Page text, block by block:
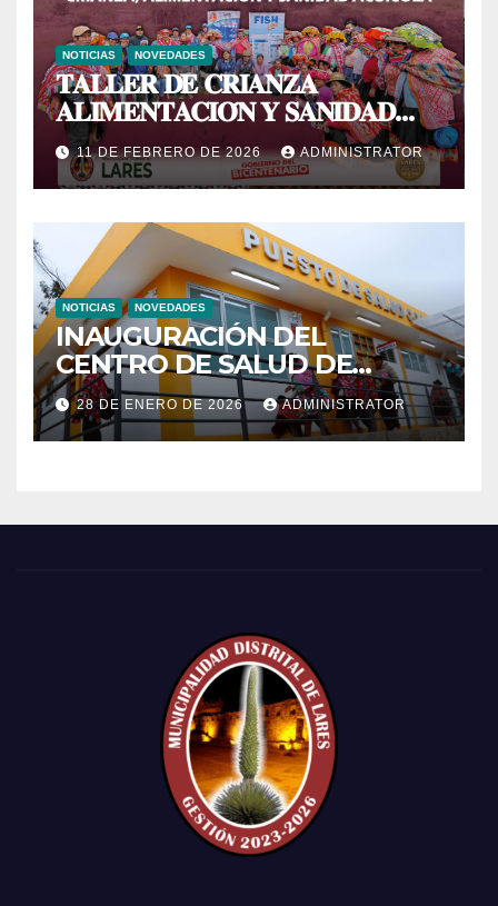
NOTICIAS NOVEDADES
𝐓𝐀𝐋𝐋𝐄𝐑 𝐃𝐄 𝐂𝐑𝐈𝐀𝐍𝐙𝐀
𝐀𝐋𝐈𝐌𝐄𝐍𝐓𝐀𝐂𝐈𝐎́𝐍 𝐘 𝐒𝐀𝐍𝐈𝐃𝐀𝐃
𝐀𝐂𝐔𝐈́𝐂𝐎𝐋𝐀
11 DE FEBRERO DE 2026 ADMINISTRATOR
NOTICIAS NOVEDADES
INAUGURACIÓN DEL
CENTRO DE SALUD DE
PRIMER NIVEL DEL CENTRO
POBLADO DE CCACHIN
28 DE ENERO DE 2026 ADMINISTRATOR